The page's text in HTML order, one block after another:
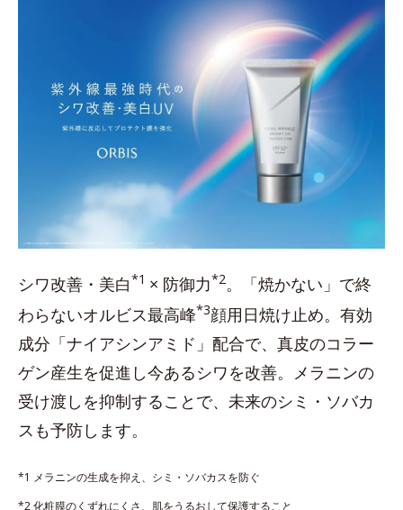
シワ改善・美白*1 × 防御力*2。「焼かない」で終
わらないオルビス最高峰*3顔用日焼け止め。有効
成分「ナイアシンアミド」配合で、真皮のコラー
ゲン産生を促進し今あるシワを改善。メラニンの
受け渡しを抑制することで、未来のシミ・ソバカ
スも予防します。
*1 メラニンの生成を抑え、シミ・ソバカスを防ぐ
*2 化粧膜のくずれにくさ、肌をうるおして保護すること